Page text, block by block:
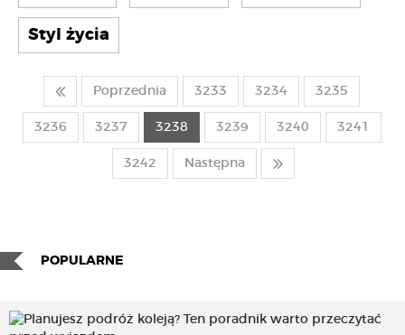
Styl życia
Poprzednia 3233 3234 3235
3236 3237 3238 3239 3240 3241
3242 Następna
POPULARNE